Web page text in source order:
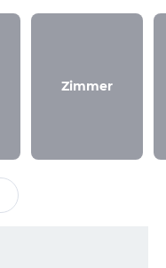
Zimmer